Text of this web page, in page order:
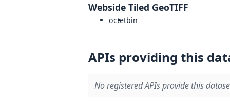
Webside Tiled GeoTIFF
octetbin
APIs providing this
No registered APIs provide this